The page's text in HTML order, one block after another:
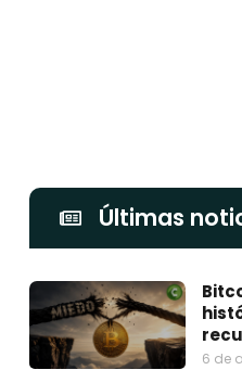
Últimas
6 de